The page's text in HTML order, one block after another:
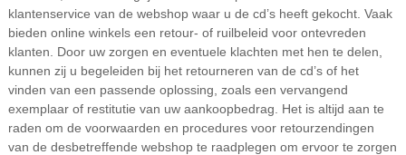
klantenservice van de webshop waar u de cd’s heeft gekocht. Vaak
bieden online winkels een retour- of ruilbeleid voor ontevreden
klanten. Door uw zorgen en eventuele klachten met hen te delen,
kunnen zij u begeleiden bij het retourneren van de cd’s of het
vinden van een passende oplossing, zoals een vervangend
exemplaar of restitutie van uw aankoopbedrag. Het is altijd aan te
raden om de voorwaarden en procedures voor retourzendingen
van de desbetreffende webshop te raadplegen om ervoor te zorgen